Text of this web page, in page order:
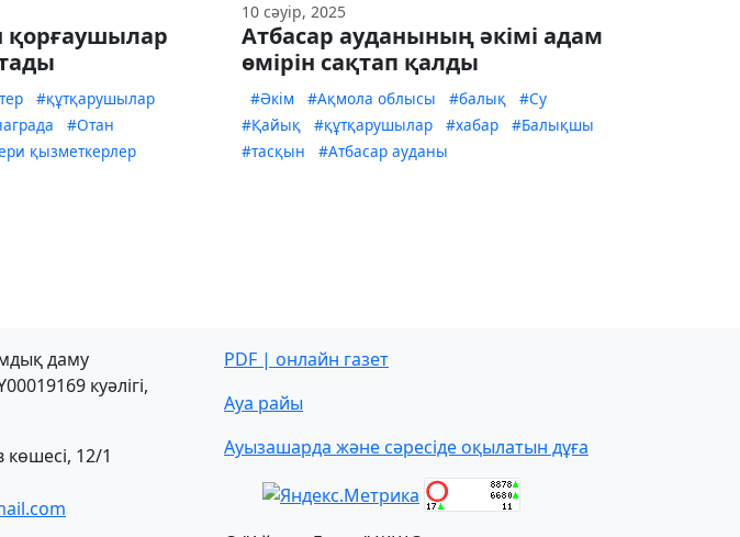
қорғаушылар
#құтқарушылар
#Отан
қызметкерлер
10 сәуір, 2025
Атбасар ауданының әкімі адам
өмірін сақтап қалды
#Әкім #Ақмола облысы #балық
#Су
#Қайық
#құтқарушылар #хабар
#Балықшы
#тасқын
#Атбасар ауданы
даму
куәлігі,
12/1
PDF | онлайн газет
Ауа райы
Ауызашарда және сәресіде оқылатын дұға